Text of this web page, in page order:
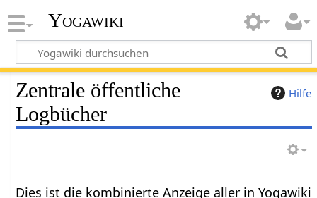
Yogawiki
Hilfe
Zentrale öffentliche
Logbücher
Dies ist die kombinierte Anzeige aller in Yogawiki